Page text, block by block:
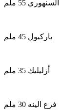
السنهوري 55 ملم
باركيول 45 ملم
أزليليك 35 ملم
فرع الينه 30 ملم